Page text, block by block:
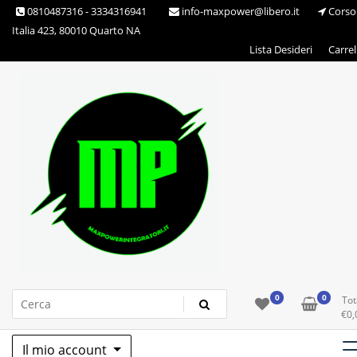
Skip 0810487316 - 3334316941 info-maxpower@libero.it
Corso
Italia 423, 80010 Quarto NA
Lista Desideri
Max Power Integratori 0 0
€
Il mio account